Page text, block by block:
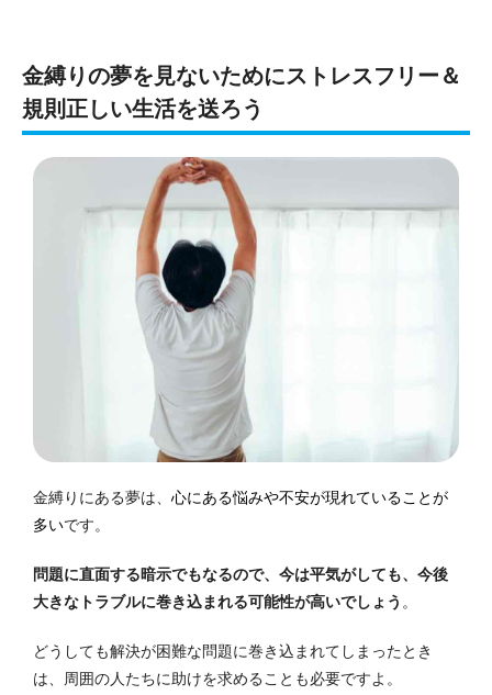
金縛りの夢を見ないためにストレスフリー＆
規則正しい生活を送ろう
金縛りにある夢は、 心にある悩みや不安が現れていることが
多いです。
問題に直面する暗示でもなるので、今は平気がしても、今後
大きなトラブルに巻き込まれる可能性が高いでしょう 。
どうしても解決が困難な問題に巻き込まれてしまったとき
は、周囲の人たちに助けを求めることも必要ですよ。